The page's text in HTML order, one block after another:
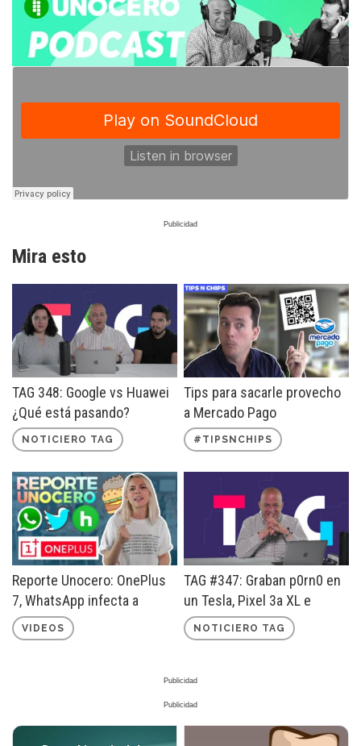
Mira esto
TAG 348: Google vs Huawei
¿Qué está pasando?
NOTICIERO TAG
Tips para sacarle provecho
a Mercado Pago
#TIPSNCHIPS
Reporte Unocero: OnePlus
7, WhatsApp infecta a
millones y más
VIDEOS
TAG #347: Graban p0rn0 en
un Tesla, Pixel 3a XL e
¿Internet en todo México?
NOTICIERO TAG